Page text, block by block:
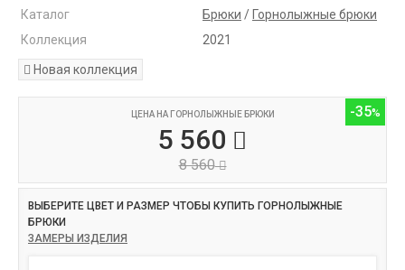
Каталог
Брюки / Горнолыжные брюки
Коллекция
2021
Новая коллекция
-35
ЦЕНА НА ГОРНОЛЫЖНЫЕ БРЮКИ
5 560
8 560
ВЫБЕРИТЕ ЦВЕТ И РАЗМЕР ЧТОБЫ КУПИТЬ ГОРНОЛЫЖНЫЕ
БРЮКИ
ЗАМЕРЫ ИЗДЕЛИЯ